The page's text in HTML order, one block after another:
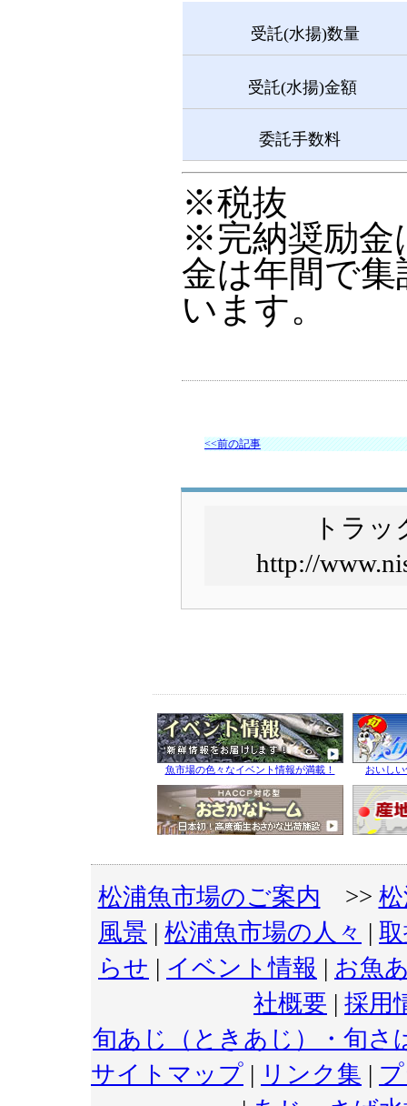
受託(水揚)数量
受託(水揚)金額
委託手数料
※税抜
※完納奨励金
金は年間で
います。
<<前の記事
トラ
http://
魚市場の色々なイベント情報が満載！ おいし
松浦魚市場のご案内 >>
風景 | 松浦魚市場の人々 |
らせ | イベント情報 | お魚
社概要 | 採用
旬あじ（ときあじ）・旬さ
サイトマップ | リンク集 |